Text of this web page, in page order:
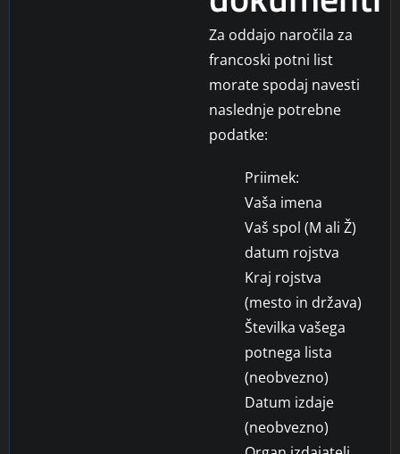
Za oddajo naročila za
francoski potni list
morate spodaj navesti
naslednje potrebne
podatke:
Priimek:
Vaša imena
Vaš spol (M ali Ž)
datum rojstva
Kraj rojstva
(mesto in država)
Številka vašega
potnega lista
(neobvezno)
Datum izdaje
(neobvezno)